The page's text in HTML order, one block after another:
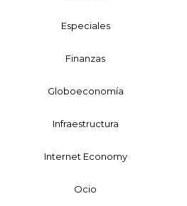
Especiales
Finanzas
Globoeconomía
Infraestructura
Internet Economy
Ocio